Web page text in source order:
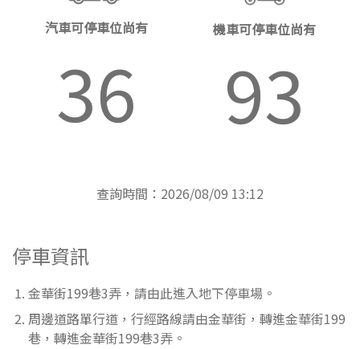
汽車可停車位尚有
36
機車可停車位尚有
93
查詢時間：2026/08/09 13:12
停車資訊
金華街199巷3弄，請由此進入地下停車場。
周邊道路單行道，行經路線請由金華街，轉進金華街199
巷，轉進金華街199巷3弄。